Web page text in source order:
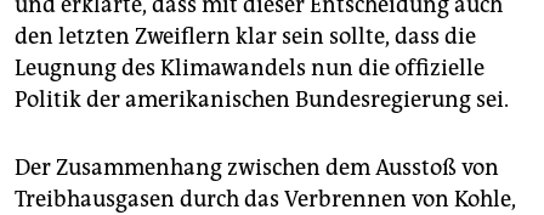
und erklärte, dass mit dieser Entscheidung auch
den letzten Zweiflern klar sein sollte, dass die
Leugnung des Klimawandels nun die offizielle
Politik der amerikanischen Bundesregierung sei.
Der Zusammenhang zwischen dem Ausstoß von
Treibhausgasen durch das Verbrennen von Kohle,